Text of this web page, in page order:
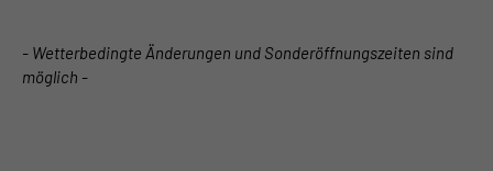
- Wetterbedingte Änderungen und Sonderöffnungszeiten sind
möglich -